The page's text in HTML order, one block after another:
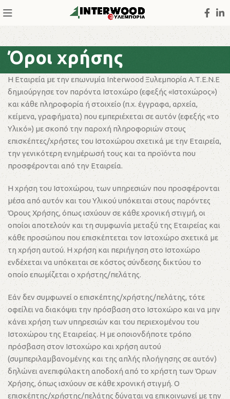
Όροι χρήσης
Η Εταιρεία με την επωνυμία Interwood Ξυλεμπορία Α.Τ.Ε.Ν.Ε
δημιούργησε τον παρόντα Ιστοχώρο (εφεξής «Ιστοχώρος»)
και κάθε πληροφορία ή στοιχείο (π.χ. έγγραφα, αρχεία,
κείμενα, γραφήματα) που εμπεριέχεται σε αυτόν (εφεξής «το
Υλικό») με σκοπό την παροχή πληροφοριών στους
επισκέπτες/χρήστες του Ιστοχώρου σχετικά με την Εταιρεία,
την γενικότερη ενημέρωσή τους και τα προϊόντα που
προσφέρονται από την Εταιρεία.
Η χρήση του Ιστοχώρου, των υπηρεσιών που προσφέρονται
μέσα από αυτόν και του Υλικού υπόκειται στους παρόντες
Όρους Χρήσης, όπως ισχύουν σε κάθε χρονική στιγμή, οι
οποίοι αποτελούν και τη συμφωνία μεταξύ της Εταιρείας και
κάθε προσώπου που επισκέπτεται τον Ιστοχώρο σχετικά με
τη χρήση αυτού. Η χρήση και περιήγηση στο Ιστοχώρο
ενδέχεται να υπόκειται σε κόστος σύνδεσης δικτύου το
οποίο επωμίζεται ο χρήστης/πελάτης.
Εάν δεν συμφωνεί ο επισκέπτης/χρήστης/πελάτης, τότε
οφείλει να διακόψει την πρόσβαση στο Ιστοχώρο και να μην
κάνει χρήση των υπηρεσιών και του περιεχομένου του
Ιστοχώρου της Εταιρείας. Η με οποιονδήποτε τρόπο
πρόσβαση στον Ιστοχώρο και χρήση αυτού
(συμπεριλαμβανομένης και της απλής πλοήγησης σε αυτόν)
δηλώνει ανεπιφύλακτη αποδοχή από το χρήστη των Όρων
Χρήσης, όπως ισχύουν σε κάθε χρονική στιγμή. Ο
επισκέπτης/χρήστης/πελάτης δύναται να επικοινωνεί με την